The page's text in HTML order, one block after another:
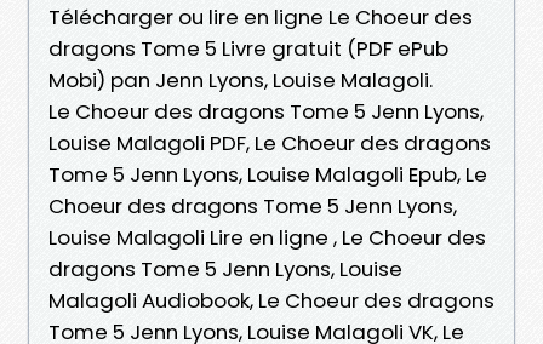
Télécharger ou lire en ligne Le Choeur des
dragons Tome 5 Livre gratuit (PDF ePub
Mobi) pan Jenn Lyons, Louise Malagoli.
Le Choeur des dragons Tome 5 Jenn Lyons,
Louise Malagoli PDF, Le Choeur des dragons
Tome 5 Jenn Lyons, Louise Malagoli Epub, Le
Choeur des dragons Tome 5 Jenn Lyons,
Louise Malagoli Lire en ligne , Le Choeur des
dragons Tome 5 Jenn Lyons, Louise
Malagoli Audiobook, Le Choeur des dragons
Tome 5 Jenn Lyons, Louise Malagoli VK, Le